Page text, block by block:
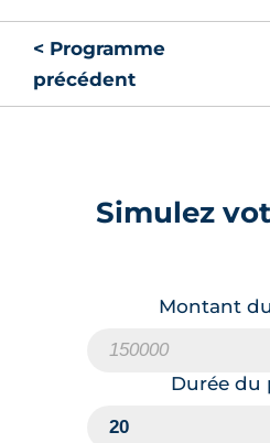
< Programme
précédent
Simulez
Montant
Durée du